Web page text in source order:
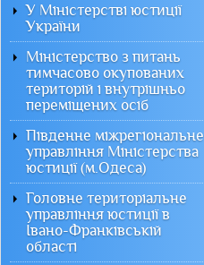
У Міністерстві юстиції
України
Міністерство з питань
тимчасово окупованих
територій і внутрішньо
переміщених осіб
Південне міжрегіональне
управління Міністерства
юстиції (м.Одеса)
Головне територіальне
управління юстиції в
Івано-Франківській
області